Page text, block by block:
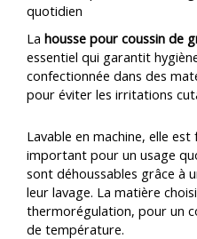
quotidien
La housse pour coussin de
essentiel qui garantit
confectionnée dans des
pour éviter les irritations
Lavable en machine, elle
important pour un usage
sont déhoussables grâce à
leur lavage. La matière
thermorégulation, pour un
de température.